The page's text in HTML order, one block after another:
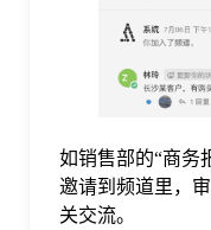
如销售部的“商务
邀请到频道里，
关交流。